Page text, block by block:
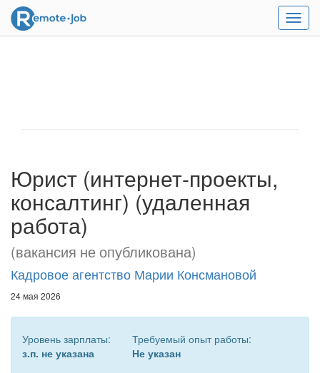
Меню
Юрист (интернет-проекты,
консалтинг) (удаленная
работа)
(вакансия не опубликована)
Кадровое агентство Марии Консмановой
24 мая 2026
Уровень зарплаты:
з.п. не указана
Требуемый опыт работы:
Не указан